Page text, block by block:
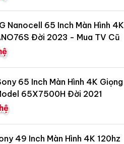
Nanocell 65 Inch Màn Hình 4K
Đời 2023 - Mua TV Cũ
65 Inch Màn Hình 4K Giọng
65X7500H Đời 2021
49 Inch Màn Hình 4K 120hz